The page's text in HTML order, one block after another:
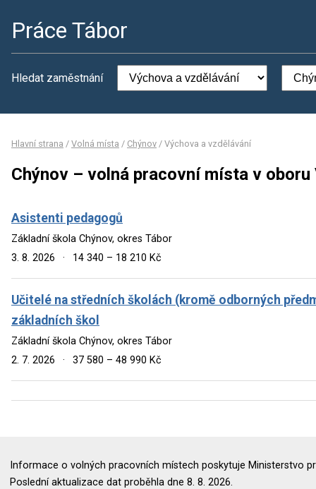
Práce Tábor
Hledat zaměstnání
Hlavní strana / Volná místa / Chýnov / Výchova a vzdělávání
Chýnov – volná pracovní místa v
Asistenti pedagogů
Základní škola Chýnov, okres Tábor
3. 8. 2026
· 14 340 – 18 210 Kč
Učitelé na středních školách (kromě odborných
základních škol
Základní škola Chýnov, okres Tábor
2. 7. 2026
· 37 580 – 48 990 Kč
Informace o volných pracovních místech poskytuje Ministerstvo
Poslední aktualizace dat proběhla dne 8. 8. 2026.